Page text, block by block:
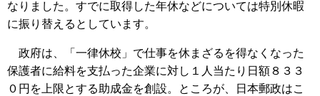
なりました。すでに取得した年休などについては特別休暇
に振り替えるとしています。
政府は、「一律休校」で仕事を休まざるを得なくなった
保護者に給料を支払った企業に対し１人当たり日額８３３
０円を上限とする助成金を創設。ところが、日本郵政はこ